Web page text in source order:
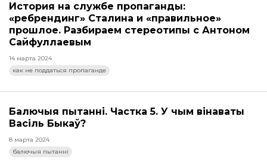
История на службе пропаганды:
«ребрендинг» Сталина и «правильное»
прошлое. Разбираем стереотипы с Антоном
Сайфуллаевым
14 марта 2024
как не поддаться пропаганде
Балючыя пытанні. Частка 5. У чым вінаваты
Васіль Быкаў?
8 марта 2024
балючыя пытанні